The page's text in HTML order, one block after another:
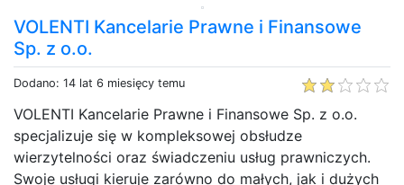
VOLENTI Kancelarie Prawne i Finansowe
Sp. z o.o.
Dodano: 14 lat 6 miesięcy temu
VOLENTI Kancelarie Prawne i Finansowe Sp. z o.o.
specjalizuje się w kompleksowej obsłudze
wierzytelności oraz świadczeniu usług prawniczych.
Swoje usługi kieruje zarówno do małych, jak i dużych